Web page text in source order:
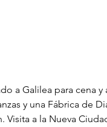
a Galilea para cena
y una Fábrica de
a la Nueva